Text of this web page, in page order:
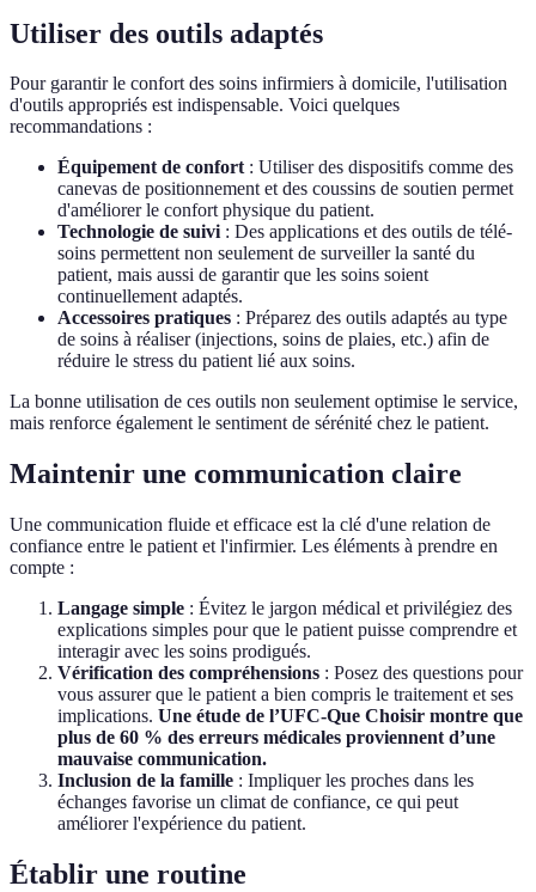
Utiliser des outils adaptés
Pour garantir le confort des soins infirmiers à domicile, l'utilisation
d'outils appropriés est indispensable. Voici quelques
recommandations :
Équipement de confort: Utiliser des dispositifs comme des
canevas de positionnement et des coussins de soutien permet
d'améliorer le confort physique du patient.
Technologie de suivi: Des applications et des outils de télé-
soins permettent non seulement de surveiller la santé du
patient, mais aussi de garantir que les soins soient
continuellement adaptés.
Accessoires pratiques : Préparez des outils adaptés au type
de soins à réaliser (injections, soins de plaies, etc.) afin de
réduire le stress du patient lié aux soins.
La bonne utilisation de ces outils non seulement optimise le service,
mais renforce également le sentiment de sérénité chez le patient.
Maintenir une communication claire
Une communication fluide et efficace est la clé d'une relation de
confiance entre le patient et l'infirmier. Les éléments à prendre en
compte :
Langage simple : Évitez le jargon médical et privilégiez des
explications simples pour que le patient puisse comprendre et
interagir avec les soins prodigués.
Vérification des compréhensions : Posez des questions pour
vous assurer que le patient a bien compris le traitement et ses
implications. Une étude de l’UFC-Que Choisir montre que
plus de 60 % des erreurs médicales proviennent d’une
mauvaise communication.
Inclusion de la famille : Impliquer les proches dans les
échanges favorise un climat de confiance, ce qui peut
améliorer l'expérience du patient.
Établir une routine